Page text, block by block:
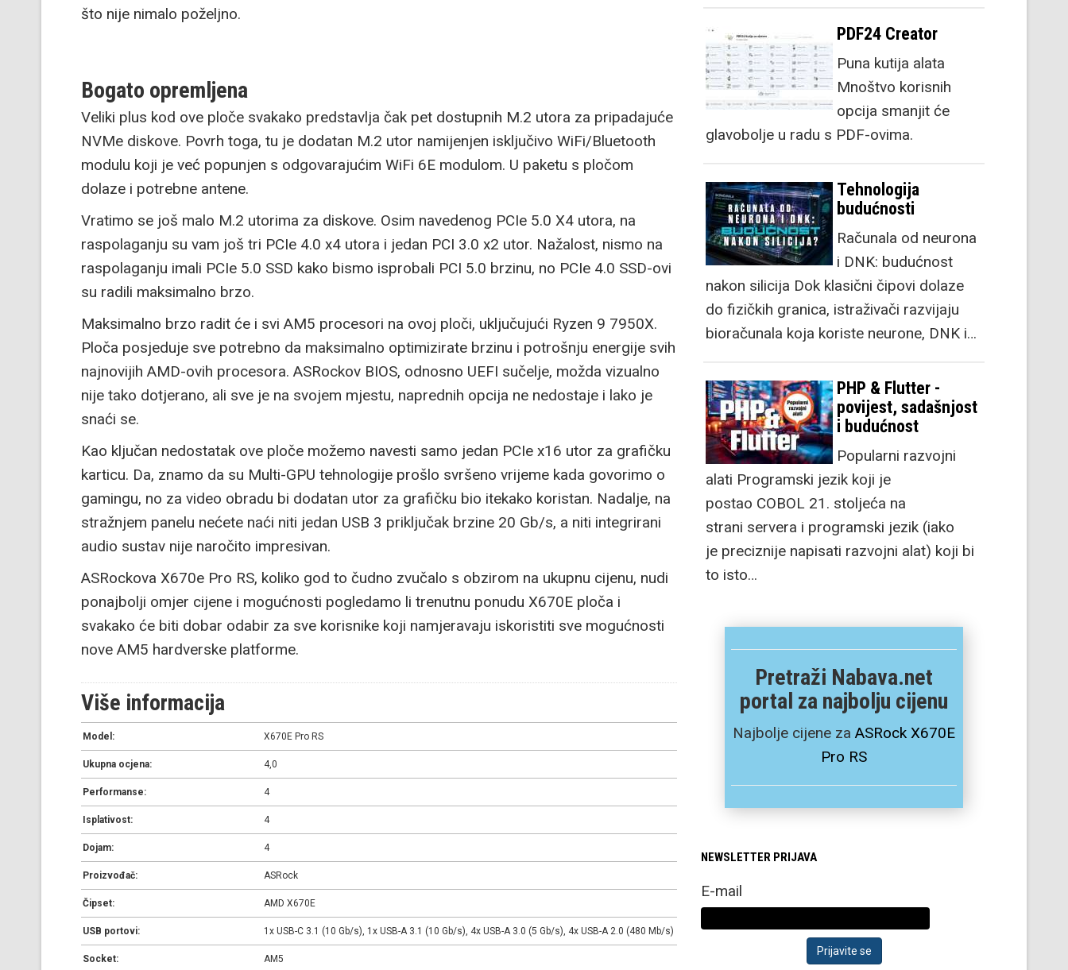
što nije nimalo poželjno.
Bogato opremljena
Veliki plus kod ove ploče svakako predstavlja čak pet dostupnih M.2 utora za pripadajuće
NVMe diskove. Povrh toga, tu je dodatan M.2 utor namijenjen isključivo WiFi/Bluetooth
modulu koji je već popunjen s odgovarajućim WiFi 6E modulom. U paketu s pločom
dolaze i potrebne antene.
Vratimo se još malo M.2 utorima za diskove. Osim navedenog PCIe 5.0 X4 utora, na
raspolaganju su vam još tri PCIe 4.0 x4 utora i jedan PCI 3.0 x2 utor. Nažalost, nismo na
raspolaganju imali PCIe 5.0 SSD kako bismo isprobali PCI 5.0 brzinu, no PCIe 4.0 SSD-ovi
su radili maksimalno brzo.
Maksimalno brzo radit će i svi AM5 procesori na ovoj ploči, uključujući Ryzen 9 7950X.
Ploča posjeduje sve potrebno da maksimalno optimizirate brzinu i potrošnju energije svih
najnovijih AMD-ovih procesora. ASRockov BIOS, odnosno UEFI sučelje, možda vizualno
nije tako dotjerano, ali sve je na svojem mjestu, naprednih opcija ne nedostaje i lako je
snaći se.
Kao ključan nedostatak ove ploče možemo navesti samo jedan PCIe x16 utor za grafičku
karticu. Da, znamo da su Multi-GPU tehnologije prošlo svršeno vrijeme kada govorimo o
gamingu, no za video obradu bi dodatan utor za grafičku bio itekako koristan. Nadalje, na
stražnjem panelu nećete naći niti jedan USB 3 priključak brzine 20 Gb/s, a niti integrirani
audio sustav nije naročito impresivan.
ASRockova X670e Pro RS, koliko god to čudno zvučalo s obzirom na ukupnu cijenu, nudi
ponajbolji omjer cijene i mogućnosti pogledamo li trenutnu ponudu X670E ploča i
svakako će biti dobar odabir za sve korisnike koji namjeravaju iskoristiti sve mogućnosti
nove AM5 hardverske platforme.
Više informacija
Model: X670E Pro RS
Ukupna ocjena: 4,0
Performanse: 4
Isplativost: 4
Dojam: 4
Proizvođač: ASRock
Čipset: AMD X670E
USB portovi: 1x USB-C 3.1 (10 Gb/s), 1x USB-A 3.1 (10 Gb/s), 4x USB-A 3.0 (5 Gb/s), 4x USB-A 2.0 (480 Mb/s)
Socket: AM5
PDF24 Creator
Puna kutija alata
Mnoštvo korisnih
opcija smanjit će
glavobolje u radu s PDF-ovima.
Tehnologija
budućnosti
Računala od neurona
i DNK: budućnost
nakon silicija Dok klasični čipovi dolaze
do fizičkih granica, istraživači razvijaju
bioračunala koja koriste neurone, DNK i…
PHP & Flutter -
povijest, sadašnjost
i budućnost
Popularni razvojni
alati Programski jezik koji je
postao COBOL 21. stoljeća na
strani servera i programski jezik (iako
je preciznije napisati razvojni alat) koji bi
to isto…
Pretraži Nabava.net
portal za najbolju cijenu
Najbolje cijene za ASRock X670E
Pro RS
NEWSLETTER PRIJAVA
E-mail